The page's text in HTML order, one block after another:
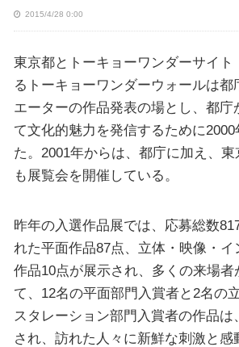
2015/4/28 0:00
東京都とトーキョーワンダーサイト
るトーキョーワンダーウォールは都
エーターの作品発表の場とし、都庁
て文化的魅力を発信するために2000
た。2001年からは、都庁に加え、
も展覧会を開催している。
昨年の入選作品展では、応募総数
れた平面作品87点、立体・映像・
作品10点が展示され、多くの来場者
て、12名の平面部門入賞者と2名の
スタレーション部門入賞者の作品
され、訪れた人々に新鮮な刺激と感